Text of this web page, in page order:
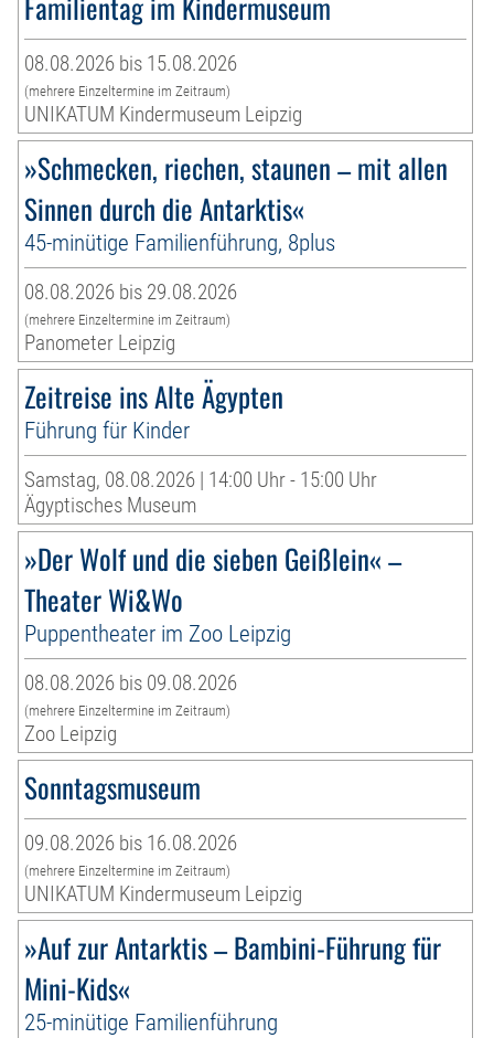
08.08.2026 bis 15.08.2026
(mehrere Einzeltermine im Zeitraum)
UNIKATUM Kindermuseum Leipzig
»Schmecken, riechen, staunen – mit allen
Sinnen durch die Antarktis«
45-minütige Familienführung, 8plus
08.08.2026 bis 29.08.2026
(mehrere Einzeltermine im Zeitraum)
Panometer Leipzig
Zeitreise ins Alte Ägypten
Führung für Kinder
Samstag, 08.08.2026 | 14:00 Uhr - 15:00 Uhr
Ägyptisches Museum
»Der Wolf und die sieben Geißlein« –
Theater Wi&Wo
Puppentheater im Zoo Leipzig
08.08.2026 bis 09.08.2026
(mehrere Einzeltermine im Zeitraum)
Zoo Leipzig
Sonntagsmuseum
09.08.2026 bis 16.08.2026
(mehrere Einzeltermine im Zeitraum)
UNIKATUM Kindermuseum Leipzig
»Auf zur Antarktis – Bambini-Führung für
Mini-Kids«
25-minütige Familienführung